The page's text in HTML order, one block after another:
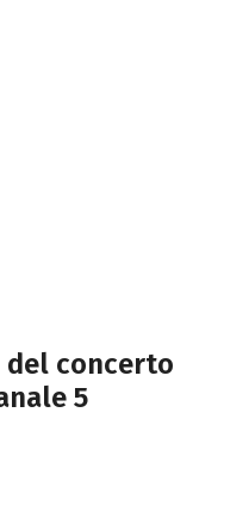
del concerto
5